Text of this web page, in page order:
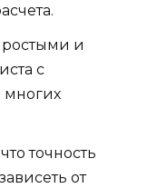
и
с
многих
точность
от